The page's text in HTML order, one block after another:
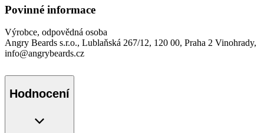
Povinné informace
Výrobce, odpovědná osoba
Angry Beards s.r.o., Lublaňská 267/12, 120 00, Praha 2 Vinohrady,
info@angrybeards.cz
Hodnocení